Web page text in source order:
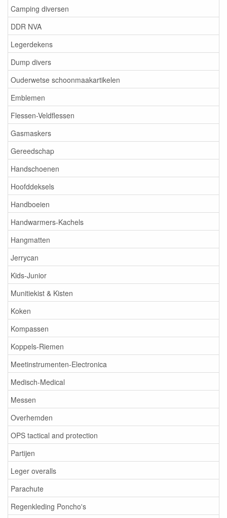
Camping diversen
DDR NVA
Legerdekens
Dump divers
Ouderwetse schoonmaakartikelen
Emblemen
Flessen-Veldflessen
Gasmaskers
Gereedschap
Handschoenen
Hoofddeksels
Handboeien
Handwarmers-Kachels
Hangmatten
Jerrycan
Kids-Junior
Munitiekist & Kisten
Koken
Kompassen
Koppels-Riemen
Meetinstrumenten-Electronica
Medisch-Medical
Messen
Overhemden
OPS tactical and protection
Partijen
Leger overalls
Parachute
Regenkleding Poncho's